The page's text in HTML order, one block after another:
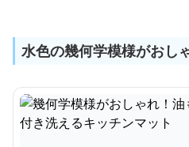
水色の幾何学模様がおし